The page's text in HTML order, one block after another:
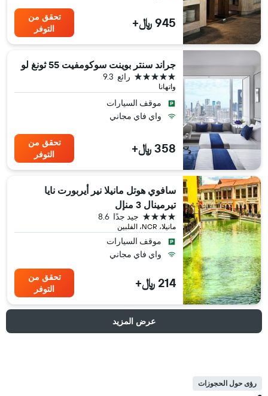
945 ﷼+
تحقق من
التوفر
جراند سنتر بوينت سوكومفيت 55 ثونغ لو
واتهانا
9.3 رائع 5 نجوم
موقف السيارات
واي فاي مجاني
358 ﷼+
تحقق من
التوفر
سافوي هوتل مانيلا نير أيربورت نايا
تيرمينال 3 منإل
مانيلا، NCR، الفلبين
8.6 جيد جدًا 4 نجوم
موقف السيارات
واي فاي مجاني
214 ﷼+
تحقق من
التوفر
عرض المزيد
رؤى حول الحجوزات